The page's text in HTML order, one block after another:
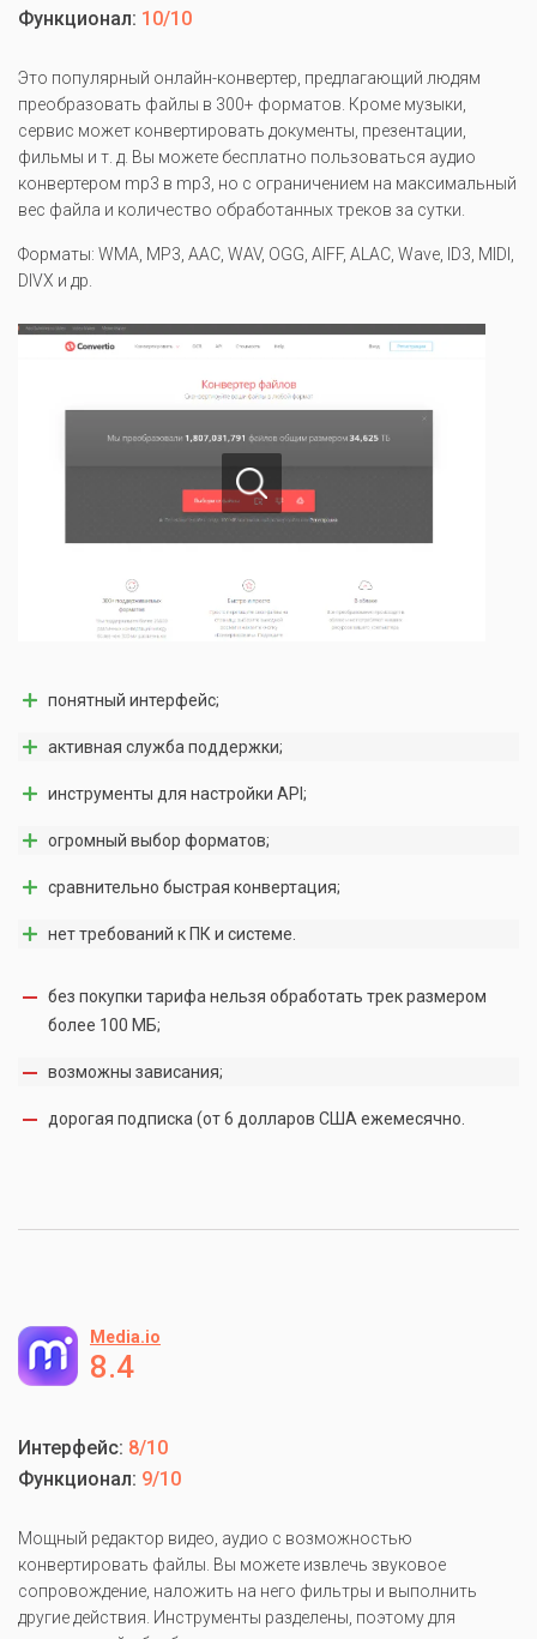
Функционал: 10/10
Это популярный онлайн-конвертер, предлагающий людям
преобразовать файлы в 300+ форматов. Кроме музыки,
сервис может конвертировать документы, презентации,
фильмы и т. д. Вы можете бесплатно пользоваться аудио
конвертером mp3 в mp3, но с ограничением на максимальный
вес файла и количество обработанных треков за сутки.
Форматы: WMA, MP3, AAC, WAV, OGG, AIFF, ALAC, Wave, ID3, MIDI,
DIVX и др.
понятный интерфейс;
активная служба поддержки;
инструменты для настройки API;
огромный выбор форматов;
сравнительно быстрая конвертация;
нет требований к ПК и системе.
без покупки тарифа нельзя обработать трек размером
более 100 МБ;
возможны зависания;
дорогая подписка (от 6 долларов США ежемесячно.
Media.io
8.4
Интерфейс: 8/10
Функционал: 9/10
Мощный редактор видео, аудио с возможностью
конвертировать файлы. Вы можете извлечь звуковое
сопровождение, наложить на него фильтры и выполнить
другие действия. Инструменты разделены, поэтому для